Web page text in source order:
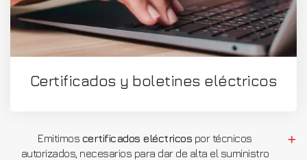
Certificados y boletines eléctricos
Emitimos certificados eléctricos por técnicos
autorizados, necesarios para dar de alta el suministro